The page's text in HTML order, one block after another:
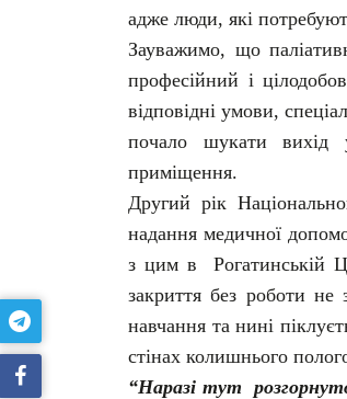
адже люди, які
Зауважимо, що
професійний і
відповідні умови,
почало шукати вихід
приміщення.
Другий рік
надання медичної
з цим в Рогатинській
закриття без роботи
навчання та нині
стінах колишнього
“Наразі тут